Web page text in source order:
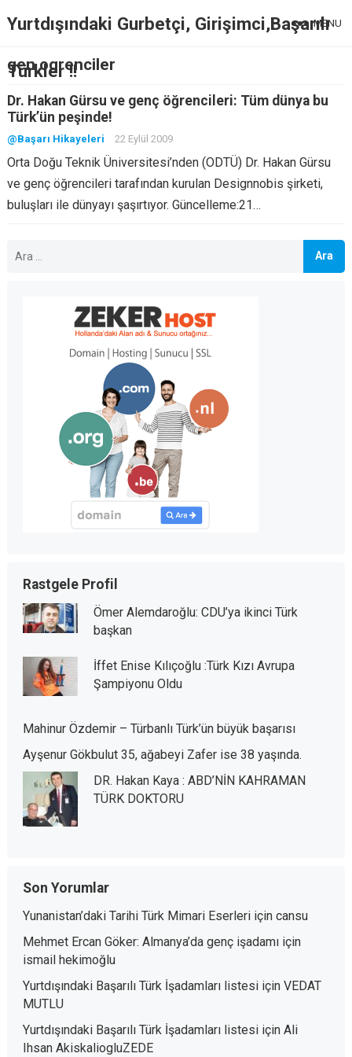
Yurtdışındaki Gurbetçi, Girişimci,Başarılı
Türkler !!
MENU
gen ogrenciler
Dr. Hakan Gürsu ve genç öğrencileri: Tüm dünya bu
Türk’ün peşinde!
@Başarı Hikayeleri 22 Eylül 2009
Orta Doğu Teknik Üniversitesi’nden (ODTÜ) Dr. Hakan Gürsu
ve genç öğrencileri tarafından kurulan Designnobis şirketi,
buluşları ile dünyayı şaşırtıyor. Güncelleme:21…
Rastgele Profil
Ömer Alemdaroğlu: CDU’ya ikinci Türk
başkan
İffet Enise Kılıçoğlu :Türk Kızı Avrupa
Şampiyonu Oldu
Mahinur Özdemir – Türbanlı Türk’ün büyük başarısı
Ayşenur Gökbulut 35, ağabeyi Zafer ise 38 yaşında.
DR. Hakan Kaya : ABD’NİN KAHRAMAN
TÜRK DOKTORU
Son Yorumlar
Yunanistan’daki Tarihi Türk Mimari Eserleriiçin cansu
Mehmet Ercan Göker: Almanya’da genç işadamıiçin
ismail hekimoğlu
Yurtdışındaki Başarılı Türk İşadamları listesiiçin VEDAT
MUTLU
Yurtdışındaki Başarılı Türk İşadamları listesiiçin Ali
Ihsan AkiskaliogluZEDE